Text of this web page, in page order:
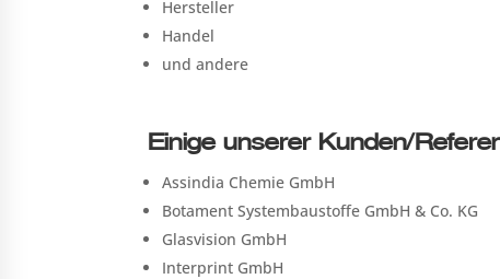
Hersteller
Handel
und andere
Einige unserer Kunden/
Assindia Chemie GmbH
Botament Systembaustoffe GmbH & Co. KG
Glasvision GmbH
Interprint GmbH